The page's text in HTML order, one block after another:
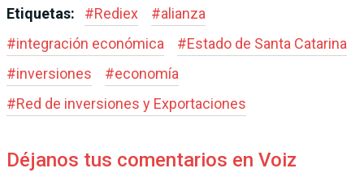
Etiquetas: #Rediex #alianza
#integración económica #Estado de Santa Catarina
#inversiones #economía
#Red de inversiones y Exportaciones
Déjanos tus comentarios en Voiz